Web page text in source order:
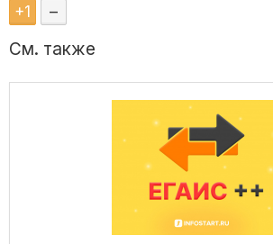
+1 –
См. также